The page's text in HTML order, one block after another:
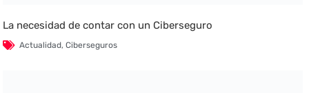
La necesidad de contar con un Ciberseguro
Actualidad,Ciberseguros